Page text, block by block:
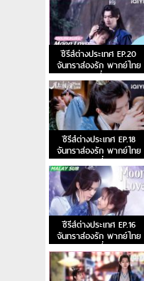
ซีรีส์ต่างประเทศ EP.20
จันทราส่องรัก พากย์ไทย
ตอนที่ 20
ซีรีส์ต่างประเทศ EP.18
จันทราส่องรัก พากย์ไทย
ตอนที่ 18
ซีรีส์ต่างประเทศ EP.16
จันทราส่องรัก พากย์ไทย
ตอนที่ 16